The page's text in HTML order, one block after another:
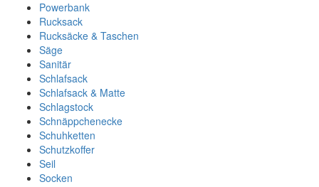
Powerbank
Rucksack
Rucksäcke & Taschen
Säge
Sanitär
Schlafsack
Schlafsack & Matte
Schlagstock
Schnäppchenecke
Schuhketten
Schutzkoffer
Seil
Socken